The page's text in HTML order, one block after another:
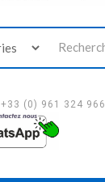
+33 (0) 961 324 966